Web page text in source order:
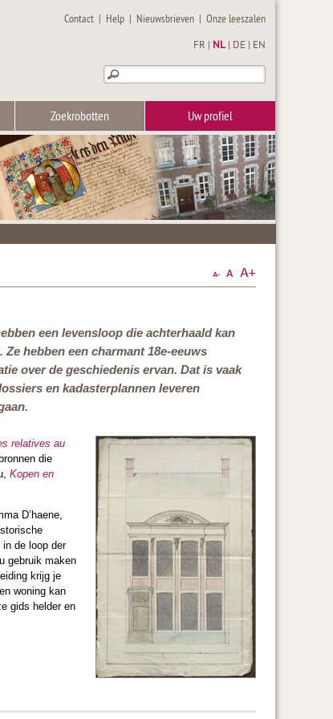
Contact | Help | Nieuwsbrieven |Onze leeszalen
FR NL DE EN
Zoekrobotten Uw profiel
een levensloop die achterhaald kan
hebben een charmant 18e-eeuws
over de geschiedenis ervan. Dat is vaak
en kadasterplannen leveren
relatives au
die
Kopen en
D’haene,
de loop der
gebruik maken
krijg je
woning kan
gids helder en